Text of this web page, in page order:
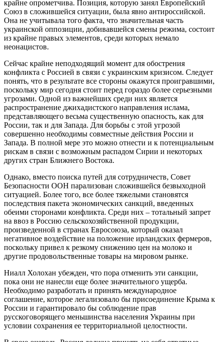
крайне опрометчива. Позиция, которую занял Европейский
Союз в сложившейся ситуации, была явно антироссийской.
Она не учитывала того факта, что значительная часть
украинской оппозиции, добивавшейся смены режима, состоит
из крайне правых элементов, среди которых немало
неонацистов.
Сейчас крайне неподходящий момент для обострения
конфликта с Россией в связи с украинским кризисом. Следует
понять, что в результате все стороны окажутся проигравшими,
поскольку мир сегодня стоит перед гораздо более серьезными
угрозами. Одной из важнейших среди них является
распространение джихадистского направления ислама,
представляющего весьма существенную опасность, как для
России, так и для Запада. Для борьбы с этой угрозой
совершенно необходимы совместные действия России и
Запада. В полной мере это можно отнести и к потенциальным
рискам в связи с возможным распадом Сирии и некоторых
других стран Ближнего Востока.
Однако, вместо поиска путей для сотрудничеств, Совет
Безопасности ООН парализован сложившейся безвыходной
ситуацией. Более того, все более тяжелыми становятся
последствия пакета экономических санкций, введенных
обеими сторонами конфликта. Среди них – тотальный запрет
на ввоз в Россию сельскохозяйственной продукции,
произведенной в странах Евросоюза, который оказал
негативное воздействие на положение ирландских фермеров,
поскольку привел к резкому снижению цен на молоко и
другие продовольственные товары на мировом рынке.
Ниалл Холохан убежден, что пора отменить эти санкции,
пока они не нанесли еще более значительного ущерба.
Необходимо разработать и принять международное
соглашение, которое легализовало бы присоединение Крыма к
России и гарантировало бы соблюдение прав
русскоговорящего меньшинства населения Украины при
условии сохранения ее территориальной целостности.